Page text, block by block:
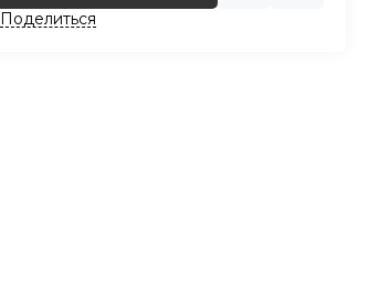
Поделиться